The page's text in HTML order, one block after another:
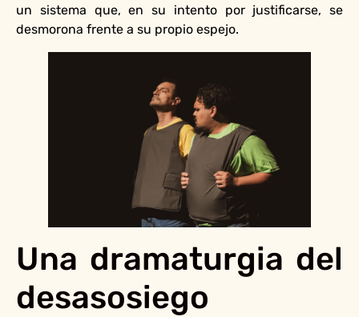
un sistema que, en su intento por justificarse, se
desmorona frente a su propio espejo.
Una dramaturgia del
desasosiego